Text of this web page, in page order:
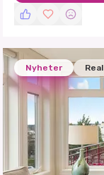
Nyheter